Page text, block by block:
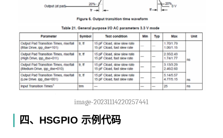
image-20231114220257441
四、HSGPIO 示例代码